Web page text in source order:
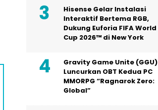
Hisense Gelar Instalasi
Interaktif Bertema RGB,
Dukung Euforia FIFA World
Cup 2026™ di New York
Gravity Game Unite (GGU)
Luncurkan OBT Kedua PC
MMORPG “Ragnarok Zero:
Global”